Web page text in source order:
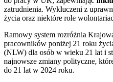
zatrudnienia. Wykluczeni z
życia oraz niektóre role
Ramowy system rozróżnia
pracowników poniżej 21 roku
(NLW) dla osób w wieku 21 lat i
najnowsze zmiany polityczne,
do 21 lat w 2024 roku.